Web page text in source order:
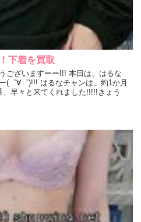
下着を買取
ございますーー!!! 本日は、はるな
(゜∀゜)!!! はるなチャンは、約1か月
早々と来てくれました!!!!!きょう